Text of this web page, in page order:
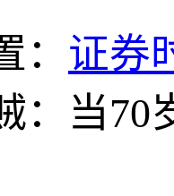
证券
：当70